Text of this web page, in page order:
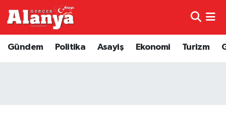
Gündem Politika Asayiş Ekonomi Turizm
Genel
Trafik Durumu